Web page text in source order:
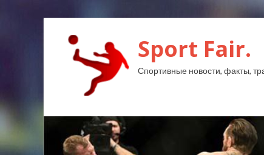
Sport Fair.
Спортивные новости, факты,